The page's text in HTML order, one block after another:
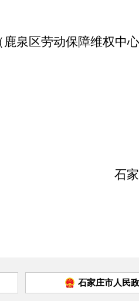
鹿泉区劳动保障维权中心
石